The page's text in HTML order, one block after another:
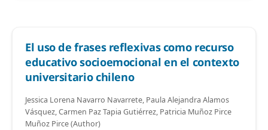
El uso de frases reflexivas como recurso
educativo socioemocional en el contexto
universitario chileno
Jessica Lorena Navarro Navarrete, Paula Alejandra Alamos
Vásquez, Carmen Paz Tapia Gutiérrez, Patricia Muñoz Pirce
Muñoz Pirce (Author)